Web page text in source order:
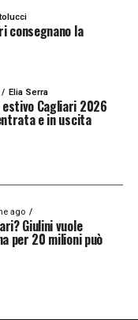
consegnano la
Elia Serra
Cagliari 2026
e in uscita
ago
Giulini vuole
per 20 milioni può